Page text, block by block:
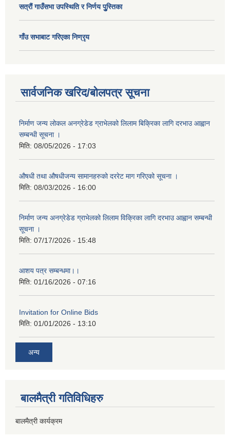
सत्राैं गाउँसभा उपस्थिति र निर्णय पुु्स्तिका
गाँउ सभाबाट गरिएका निण्रृय
सार्वजनिक खरिद/बोलपत्र सूचना
निर्माण जन्य लोकल अनग्रेडेड ग्राभेलको लिलाम बिक्रिका लागि दरभाउ आह्वान
सम्बन्धी सूचना ।
मिति: 08/05/2026 - 17:03
औषधी तथा औषधीजन्य सामानहरुको दररेट माग गरिएको सूचना ।
मिति: 08/03/2026 - 16:00
निर्माण जन्य अनग्रेडेड ग्राभेलको लिलाम विक्रिका लागि दरभाउ आह्वान सम्बन्धी
सूचना ।
मिति: 07/17/2026 - 15:48
आशय पत्र सम्बन्धमा।।
मिति: 01/16/2026 - 07:16
Invitation for Online Bids
मिति: 01/01/2026 - 13:10
अन्य
बालमैत्री गतिविधिहरु
बालमैत्री कार्यक्रम